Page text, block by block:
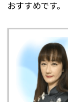
おすすめです。